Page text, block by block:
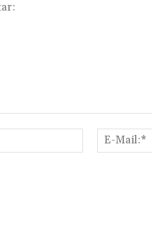
Name:*